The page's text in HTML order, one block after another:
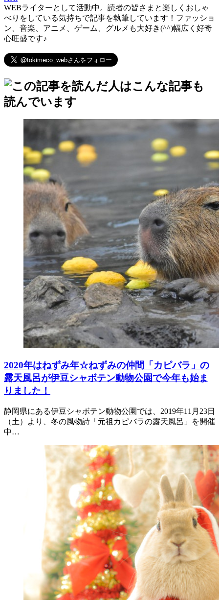
WEBライターとして活動中。読者の皆さまと楽しくおしゃ
べりをしている気持ちで記事を執筆しています！ファッショ
ン、音楽、アニメ、ゲーム、グルメも大好き(^^)幅広く好奇
心旺盛です♪
2020年はねずみ年☆ねずみの仲間「カピバラ」の
露天風呂が伊豆シャボテン動物公園で今年も始ま
りました！
静岡県にある伊豆シャボテン動物公園では、2019年11月23日
（土）より、冬の風物詩「元祖カピバラの露天風呂」を開催
中…